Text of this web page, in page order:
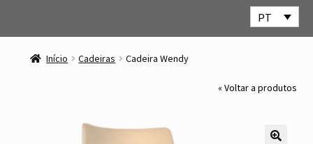
PT
Início Cadeiras Cadeira Wendy
« Voltar a produtos